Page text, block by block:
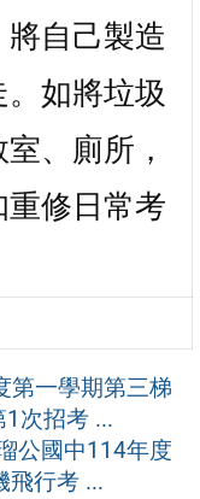
自己製造
如將垃圾
、廁所，
修日常考
第一學期第三梯
次招考 ...
公國中114年度
飛行考 ...